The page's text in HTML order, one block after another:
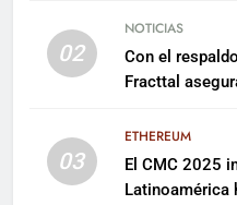
02
NOTICIAS
Con el
Fracttal
03
ETHEREUM
El CMC 2025
Latinoamérica